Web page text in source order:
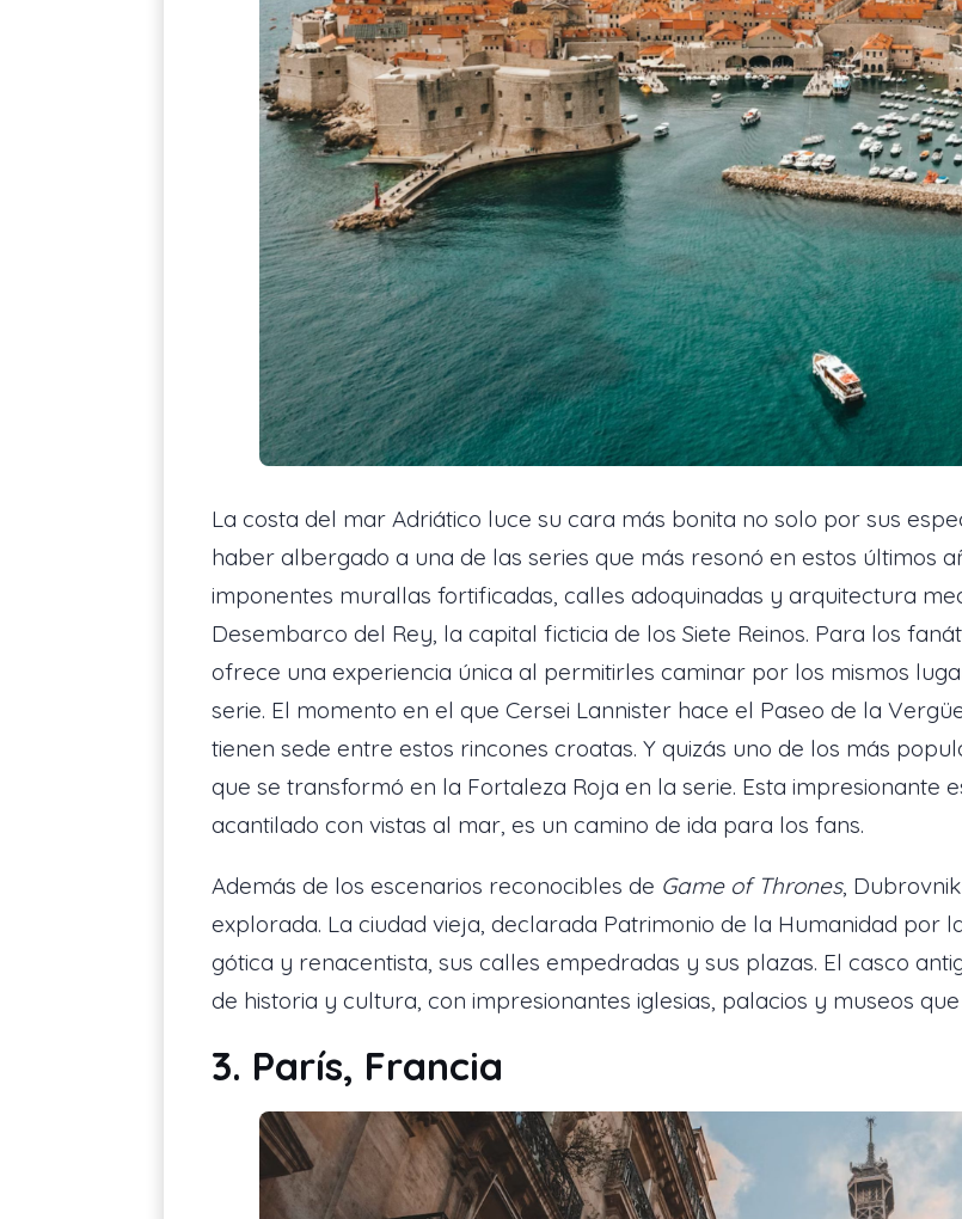
La costa del mar Adriático luce su cara más bonita no solo por sus
haber albergado a una de las series que más resonó en estos últimos
imponentes murallas fortificadas, calles adoquinadas y arquitectura
Desembarco del Rey, la capital ficticia de los Siete Reinos. Para los
ofrece una experiencia única al permitirles caminar por los mismos
serie. El momento en el que Cersei Lannister hace el Paseo de la
tienen sede entre estos rincones croatas. Y quizás uno de los más
que se transformó en la Fortaleza Roja en la serie. Esta impresionante
acantilado con vistas al mar, es un camino de ida para los fans.
Además de los escenarios reconocibles de Game of Thrones,
explorada. La ciudad vieja, declarada Patrimonio de la Humanidad por
gótica y renacentista, sus calles empedradas y sus plazas. El casco
de historia y cultura, con impresionantes iglesias, palacios y museos
3. París, Francia